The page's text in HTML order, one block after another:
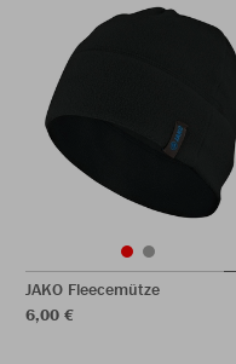
JAKO Fleecemütze
6,00 €